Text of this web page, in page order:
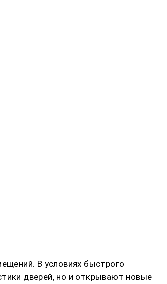
В условиях быстрого
дверей, но и открывают новые